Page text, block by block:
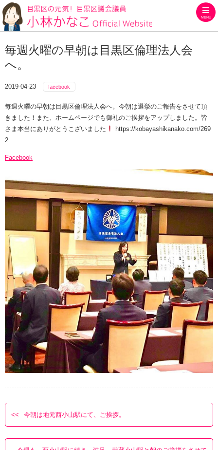
MENU
毎週火曜の早朝は目黒区倫理法人会
へ。
2019-04-23 facebook
毎週火曜の早朝は目黒区倫理法人会へ。今朝は選挙のご報告をさせて頂
きました！また、ホームページでも御礼のご挨拶をアップしました。皆
さま本当にありがとうこざいました
https://kobayashikanako.com/269
2
Facebook
今朝は地元西小山駅にて、ご挨拶。